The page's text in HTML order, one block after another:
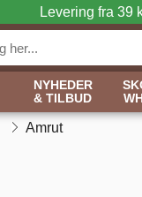
Levering fra 39
NYHEDER
& TILBUD
Amrut